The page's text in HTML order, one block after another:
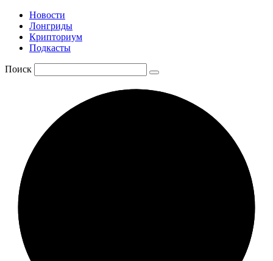
Новости
Лонгриды
Крипториум
Подкасты
Поиск